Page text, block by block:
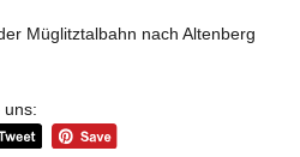
Müglitztalbahn nach Altenberg
uns: